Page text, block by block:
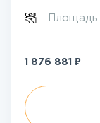
Площадь
1 876 881 ₽